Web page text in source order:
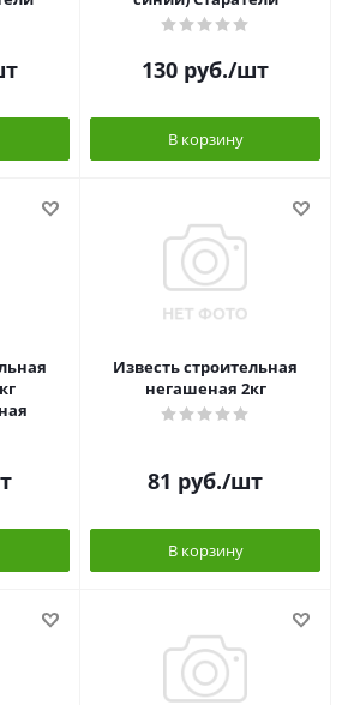
130 руб./шт
В корзину
Известь строительная
негашеная 2кг
81 руб./шт
В корзину